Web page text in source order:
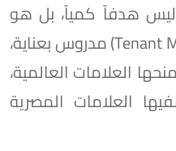
ليس هدفاً كمياً، بل هو
انعكاس لمزيج تسويقي (Tenant Mix) مدروس بعناية،
العلامات العالمية،
العلامات المصرية